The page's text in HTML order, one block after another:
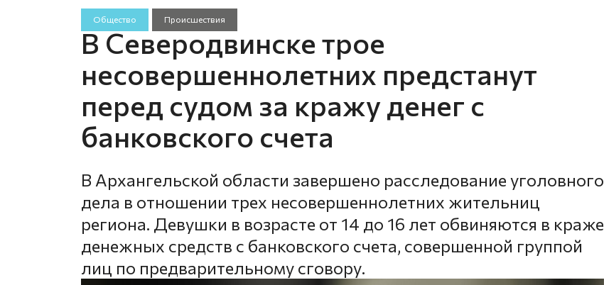
Общество Происшествия
В Северодвинске трое
несовершеннолетних предстанут
перед судом за кражу денег с
банковского счета
В Архангельской области завершено расследование уголовного
дела в отношении трех несовершеннолетних жительниц
региона. Девушки в возрасте от 14 до 16 лет обвиняются в краже
денежных средств с банковского счета, совершенной группой
лиц по предварительному сговору.